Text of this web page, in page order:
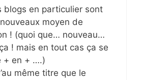
blogs en particulier sont
moyen de
! (quoi que… nouveau…
! mais en tout cas ça se
+ en + ….)
même titre que le